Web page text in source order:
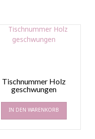
Tischnummer Holz
geschwungen
IN DEN WARENKORB